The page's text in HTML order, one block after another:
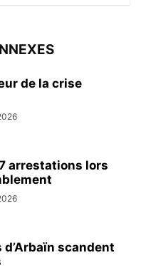
de la crise
arrestations lors
d’Arbaïn scandent